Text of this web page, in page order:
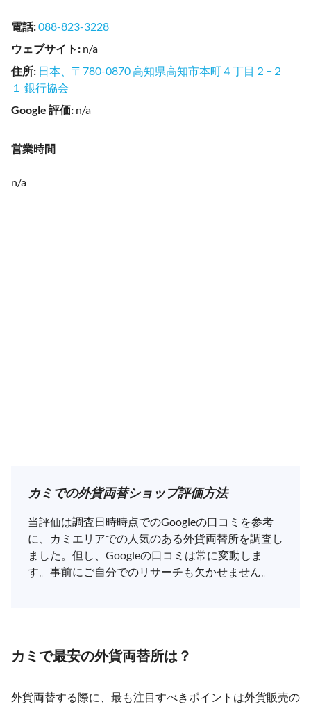
電話:088-823-3228
ウェブサイト : n/a
住所: 日本、〒780-0870 高知県高知市本町４丁目２−２
１ 銀行協会
Google 評価: n/a
営業時間
n/a
カミでの外貨両替ショップ評価方法
当評価は調査日時時点でのGoogleの口コミを参考
に、カミエリアでの人気のある外貨両替所を調査し
ました。但し、Googleの口コミは常に変動しま
す。事前にご自分でのリサーチも欠かせません。
カミで最安の外貨両替所は？
外貨両替する際に、最も注目すべきポイントは外貨販売の